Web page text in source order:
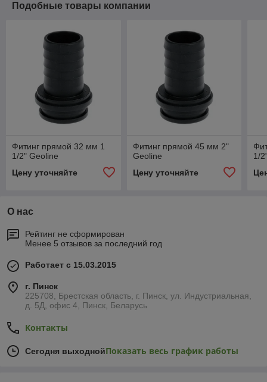
Подобные товары компании
Фитинг прямой 32 мм 1
1/2" Geoline
Цену уточняйте
Фитинг прямой 45 мм 2"
Geoline
Цену уточняйте
1/
О нас
Рейтинг не сформирован
Менее 5 отзывов за последний год
Работает с 15.03.2015
г. Пинск
225708, Брестская область, г. Пинск, ул. Индустриальная,
д. 5Д, офис 4, Пинск, Беларусь
Контакты
Сегодня выходнойПоказать весь график работы